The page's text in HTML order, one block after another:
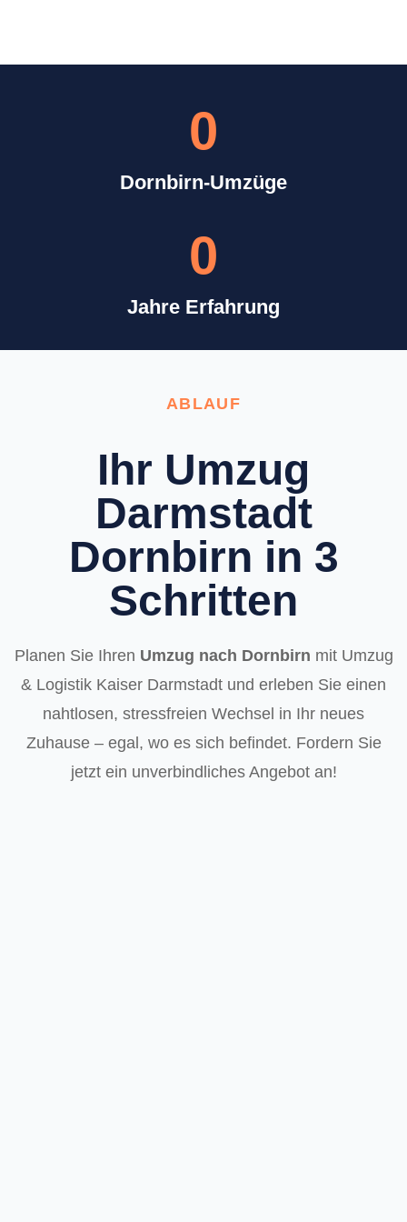
Dornbirn-Umzüge
0
Jahre Erfahrung
0
ABLAUF
Ihr Umzug
Darmstadt
Dornbirn in 3
Schritten
Planen Sie Ihren Umzug nach Dornbirn mit Umzug
& Logistik Kaiser Darmstadt und erleben Sie einen
nahtlosen, stressfreien Wechsel in Ihr neues
Zuhause – egal, wo es sich befindet. Fordern Sie
jetzt ein unverbindliches Angebot an!